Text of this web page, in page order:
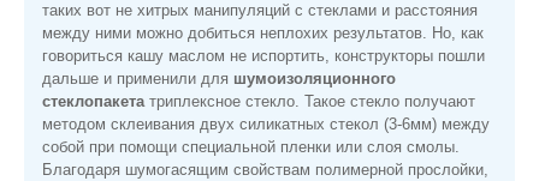
таких вот не хитрых манипуляций с стеклами и расстояния
между ними можно добиться неплохих результатов. Но, как
говориться кашу маслом не испортить, конструкторы пошли
дальше и применили для шумоизоляционного
стеклопакетатриплексное стекло. Такое стекло получают
методом склеивания двух силикатных стекол (3-6мм) между
собой при помощи специальной пленки или слоя смолы.
Благодаря шумогасящим свойствам полимерной прослойки,